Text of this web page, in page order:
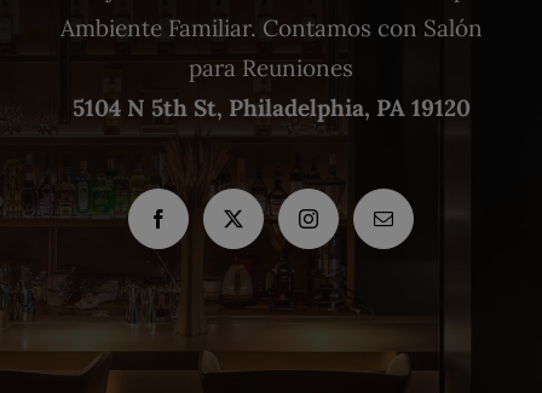
Ambiente Familiar. Contamos con Salón
para Reuniones
5104 N 5th St, Philadelphia, PA 19120